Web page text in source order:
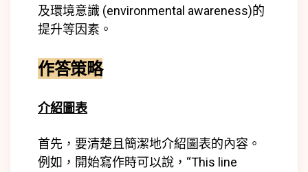
及環境意識 (environmental awareness)的
提升等因素。
作答策略
介紹圖表
首先，要清楚且簡潔地介紹圖表的內容。
例如，開始寫作時可以說，“This line